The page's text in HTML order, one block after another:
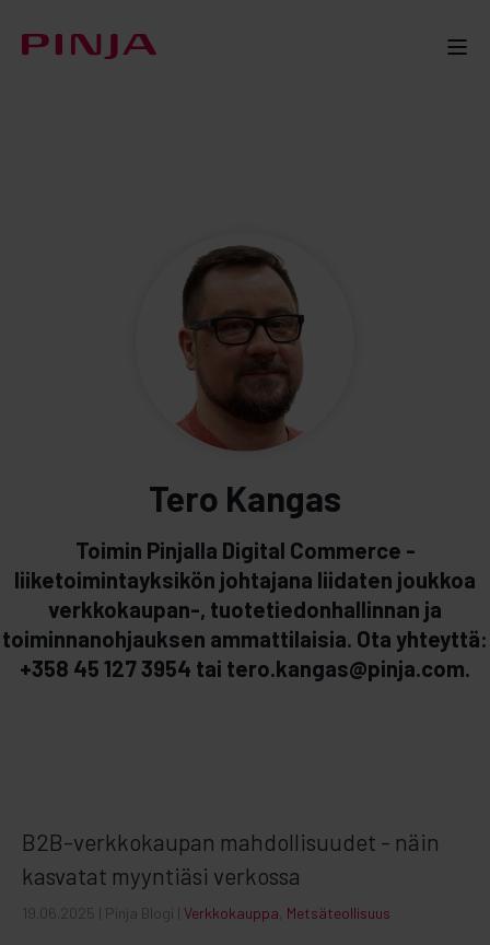
Tero Kangas
Toimin Pinjalla Digital Commerce -
liiketoimintayksikön johtajana liidaten joukkoa
verkkokaupan-, tuotetiedonhallinnan ja
toiminnanohjauksen ammattilaisia. Ota yhteyttä:
+358 45 127 3954 tai tero.kangas@pinja.com.
B2B-verkkokaupan mahdollisuudet - näin
kasvatat myyntiäsi verkossa
19.06.2025 | Pinja Blogi | Verkkokauppa Metsäteollisuus